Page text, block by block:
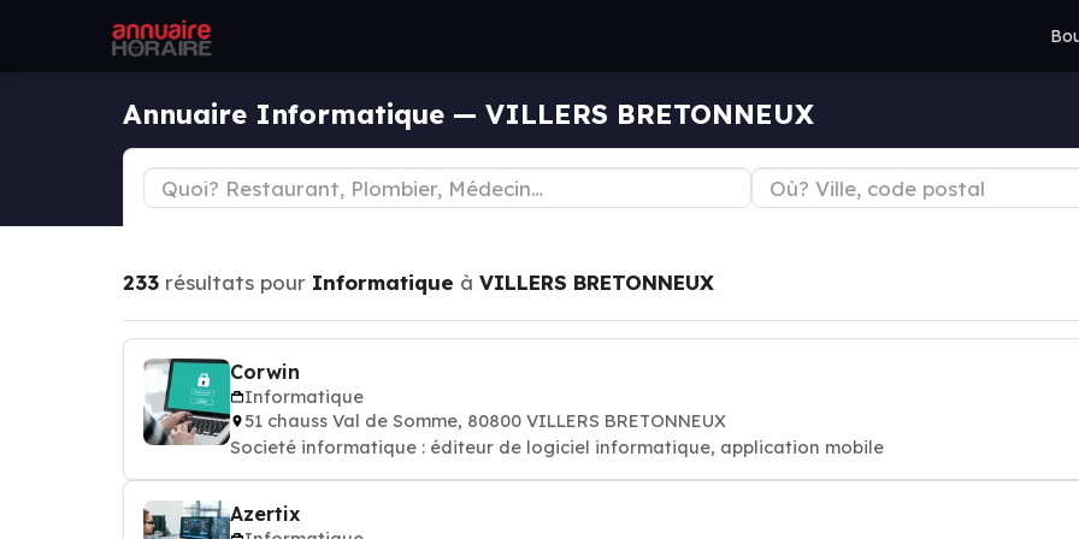
Annuaire Informatique — VILLERS BRETONNEUX
233 résultats pour Informatique à VILLERS BRETONNEUX
Corwin
Informatique
51 chauss Val de Somme, 80800 VILLERS BRETONNEUX
Societé informatique : éditeur de logiciel informatique, application mobile
Azertix